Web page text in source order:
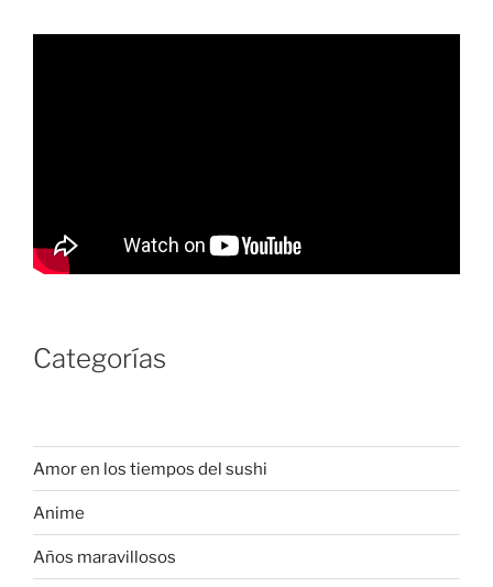
Categorías
Amor en los tiempos del sushi
Anime
Años maravillosos